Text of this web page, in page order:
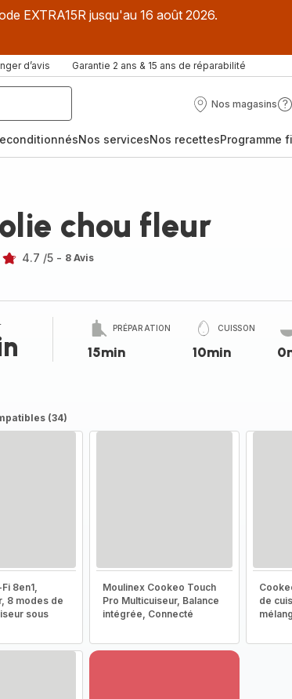
EXTRA15R jusqu'au 16 août 2026.
d’avis Garantie 2 ans & 15 ans de réparabilité
Nos magasins
Nos
?
Nos servicesNos recettesProgramme
chou fleur
4.7 /5 - 8 Avis
PRÉPARATION
15min
CUISSON
10min
(34)
8en1,
8 modes de
sous
Moulinex Cookeo Touch
Pro Multicuiseur, Balance
intégrée, Connecté
de